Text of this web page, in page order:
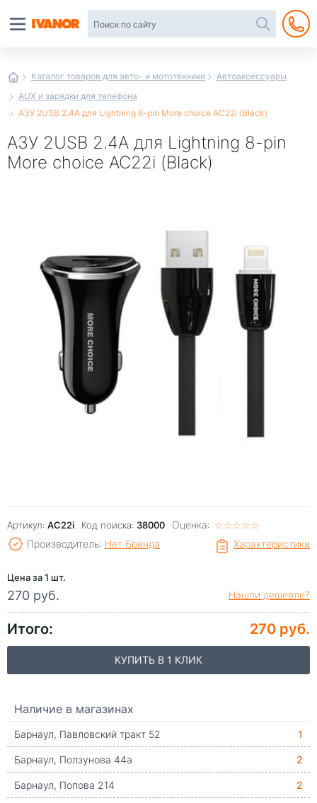
Каталог товаров для авто- и мототехники
Автоаксессуары
AUX и зарядки для телефона
АЗУ 2USB 2.4A для Lightning 8-pin More choice AC22i (Black)
АЗУ 2USB 2.4A для Lightning 8-pin
More choice AC22i (Black)
Артикул: AC22i Код поиска: 38000 Оценка: ☆☆☆☆☆
★★★★★
Характеристики
Производитель: Нет Бренда
Цена за 1 шт.
270 руб. Нашли дешевле?
Итого: 270 руб.
КУПИТЬ В 1 КЛИК
Наличие в магазинах
Барнаул, Павловский тракт 52
1
Барнаул, Ползунова 44а
2
Барнаул, Попова 214
2
интернет-